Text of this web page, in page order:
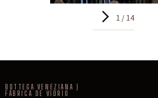
1 / 14
BOTTEGA VENEZIANA |
FÁBRICA DE VIDRIO